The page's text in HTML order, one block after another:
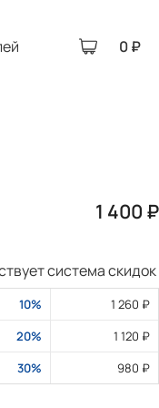
0 ₽
1 400 ₽
система скидок
10%
1 260 ₽
20%
1 120 ₽
30% 980 ₽